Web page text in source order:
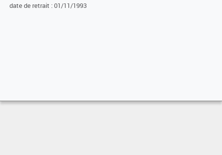
date de retrait : 01/11/1993